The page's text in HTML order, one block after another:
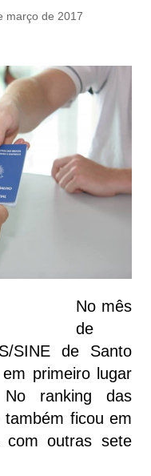
março de 2017
No mês
de
SINE de Santo
primeiro lugar
ranking das
ficou em
com outras sete